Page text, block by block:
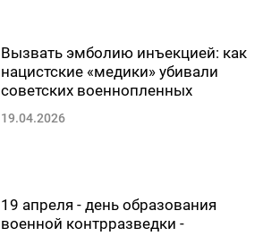
Вызвать эмболию инъекцией: как
нацистские «медики» убивали
советских военнопленных
19.04.2026
19 апреля - день образования
военной контрразведки -